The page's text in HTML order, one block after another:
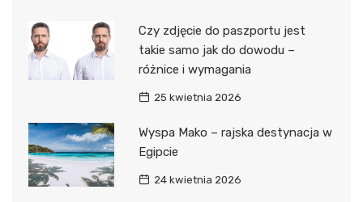
Czy zdjęcie do paszportu jest
takie samo jak do dowodu –
różnice i wymagania
25 kwietnia 2026
Wyspa Mako – rajska destynacja w
Egipcie
24 kwietnia 2026